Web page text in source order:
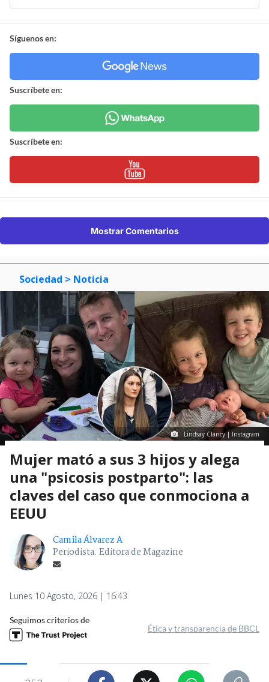
Síguenos en:
Suscríbete en:
Suscríbete en:
Mostrar Comentarios
Sociedad > Noticia
Lindsay Clancy | Instagram
Mujer mató a sus 3 hijos y alega
una "psicosis postparto": las
claves del caso que conmociona a
EEUU
Camila Álvarez A
Periodista. Editora de Magazine
Lunes 10 Agosto, 2026 | 16:43
Seguimos criterios de
Ética y transparencia de BBCL